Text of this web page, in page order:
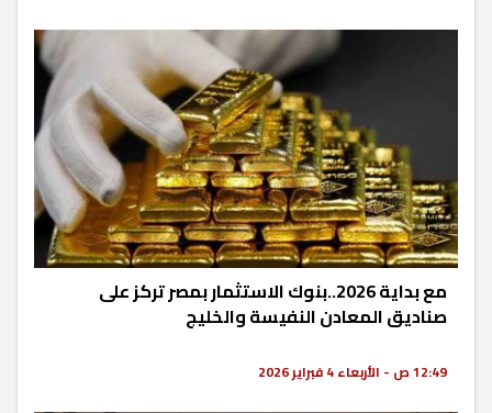
مع بداية 2026..بنوك الاستثمار بمصر تركز على
صناديق المعادن النفيسة والخليج
12:49 ص - الأربعاء 4 فبراير 2026